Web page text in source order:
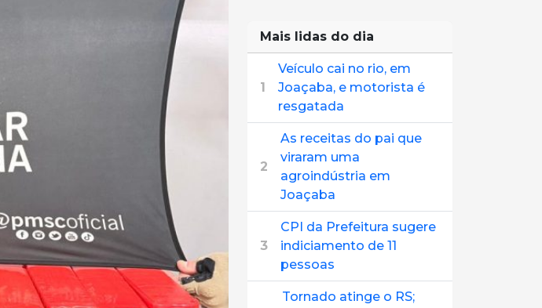
Mais lidas do dia
1
Veículo cai no rio, em
Joaçaba, e motorista é
resgatada
2
As receitas do pai que
viraram uma
agroindústria em
Joaçaba
3
CPI da Prefeitura sugere
indiciamento de 11
pessoas
Tornado atinge o RS;